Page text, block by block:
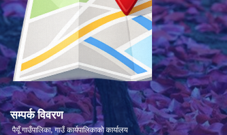
सम्पर्क विवरण
पैयूँ गाउँपालिका, गाउँ कार्यपालिकाको कार्यालय